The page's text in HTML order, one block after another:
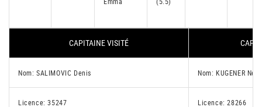
CAPITAINE VISITÉ
Nom: SALIMOVIC Denis Nom: KUGENER
Licence: 35247 Licence: 28266